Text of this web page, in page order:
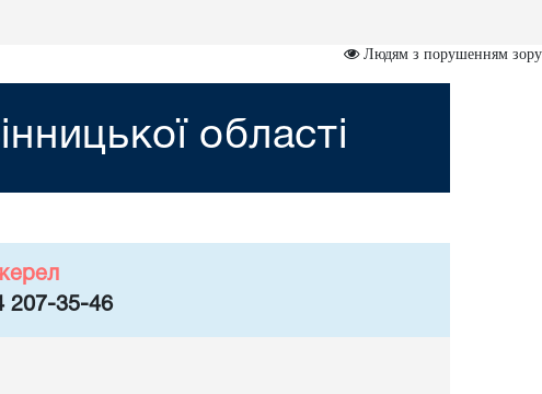
Людям з порушенням зору
області
207-35-46